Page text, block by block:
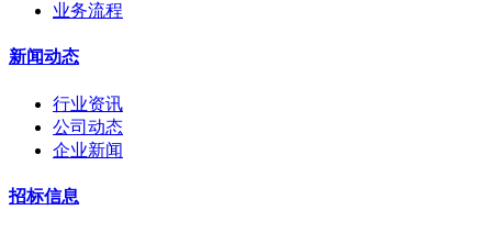
业务流程
新闻动态
行业资讯
公司动态
企业新闻
招标信息